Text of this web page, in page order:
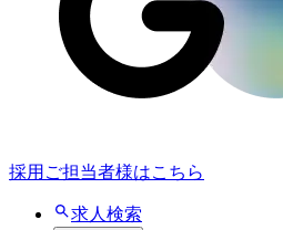
採用ご担当者様はこちら
求人検索